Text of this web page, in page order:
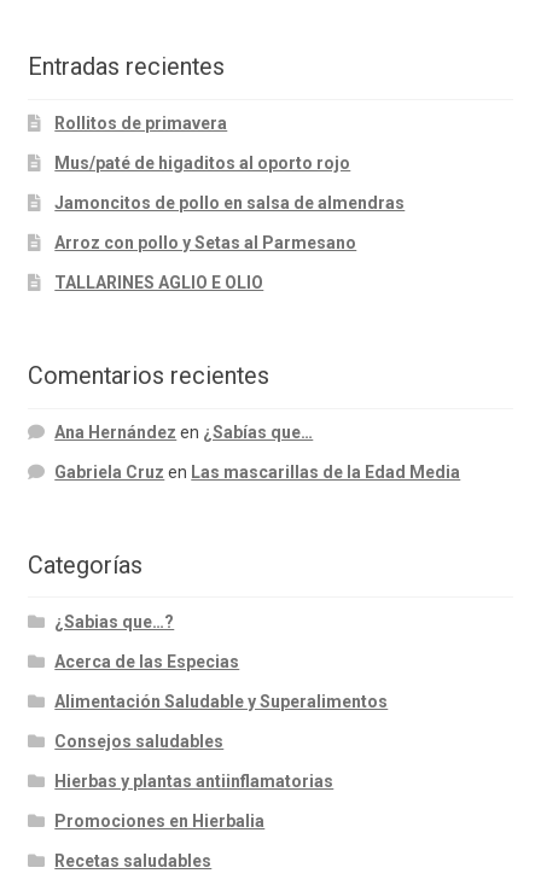
Entradas recientes
Rollitos de primavera
Mus/paté de higaditos al oporto rojo
Jamoncitos de pollo en salsa de almendras
Arroz con pollo y Setas al Parmesano
TALLARINES AGLIO E OLIO
Comentarios recientes
Ana Hernández en ¿Sabías que…
Gabriela Cruz en Las mascarillas de la Edad Media
Categorías
¿Sabias que…?
Acerca de las Especias
Alimentación Saludable y Superalimentos
Consejos saludables
Hierbas y plantas antiinflamatorias
Promociones en Hierbalia
Recetas saludables